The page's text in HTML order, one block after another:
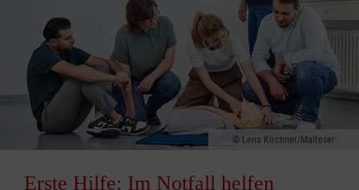
Lena Kirchner/Malteser
Erste Hilfe: Im Notfall helfen